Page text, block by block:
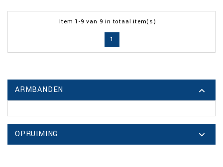
Item 1-9 van 9 in totaal item(s)
1
ARMBANDEN 
OPRUIMING 